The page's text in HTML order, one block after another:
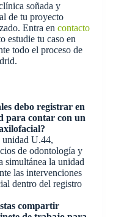
soñada y
de tu proyecto
Entra en contacto
estudie tu caso en
todo el proceso de
debo registrar en
para contar con un
unidad U.44,
de odontología y
simultánea la unidad
las intervenciones
dentro del registro
compartir